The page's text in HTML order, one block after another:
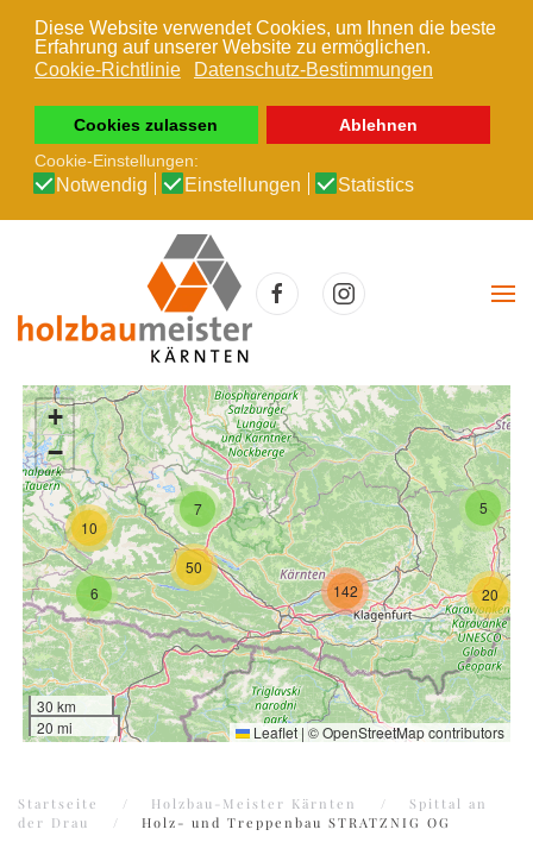
Diese Website verwendet Cookies, um Ihnen die beste
Erfahrung auf unserer Website zu ermöglichen.
Cookie-Richtlinie
Datenschutz-Bestimmungen
Cookies zulassen
Ablehnen
Cookie-Einstellungen:
Notwendig Einstellungen Statistics
Zum Hauptinhalt springen
10
6
5
20
7
50
142
+
−
30 km
20 mi
Leaflet | ©OpenStreetMapcontributors
Startseite Holzbau-Meister Kärnten
Spittal an
der Drau
Holz- und Treppenbau STRATZNIG OG